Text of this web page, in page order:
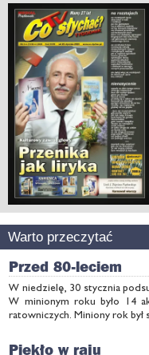
Warto przeczytać
Przed 80-leciem
W niedzielę, 30 stycznia
W minionym roku było 14
ratowniczych. Miniony rok
Piekło w raju